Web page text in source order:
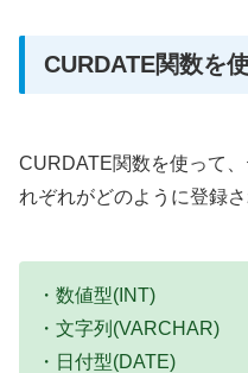
CURDATE関数を
CURDATE関数を使って
れぞれがどのように登録
・数値型(INT)
・文字列(VARCHAR)
・日付型(DATE)